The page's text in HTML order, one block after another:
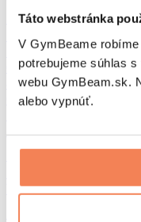
Táto webstránka
V GymBeame
potrebujeme súhlas
webu GymBeam.sk.
alebo vypnúť.
Pomôcky podľa
Beh
Bojové športy
Cyklistika
Joga a pilates
Otužovanie
Turistika
Vodné filtre a kanvice